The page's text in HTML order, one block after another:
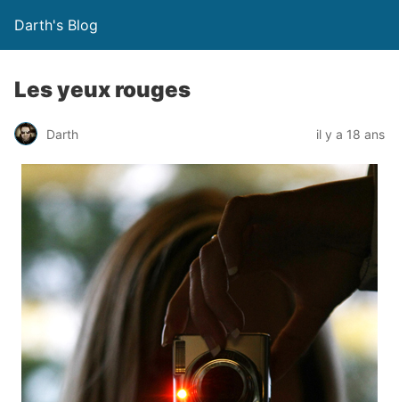
Darth's Blog
Les yeux rouges
Darth il y a 18 ans